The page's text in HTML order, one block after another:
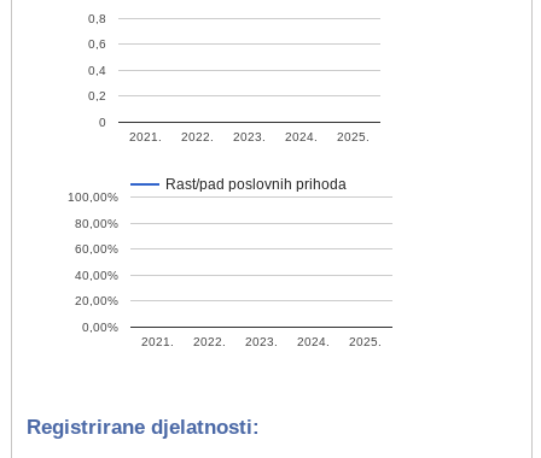
2021. 2022. 2023. 2024. 2025.
0
0,2
0,4
0,6
0,8
Rast/pad poslovnih prihoda
2021. 2022. 2023. 2024. 2025.
0,00%
20,00%
40,00%
60,00%
80,00%
100,00%
Registrirane djelatnosti: